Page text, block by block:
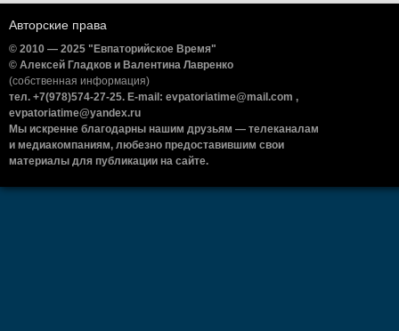
Авторские права
© 2010 — 2025 "Евпаторийское Время"
© Алексей Гладков и Валентина Лавренко
(собственная информация)
тел. +7(978)574-27-25. E-mail: evpatoriatime@mail.com ,
evpatoriatime@yandex.ru
Мы искренне благодарны нашим друзьям — телеканалам
и медиакомпаниям, любезно предоставившим свои
материалы для публикации на сайте.